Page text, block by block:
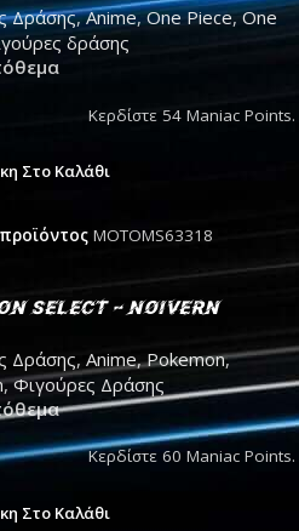
Δράσης, Anime, One Piece, One
δράσης
Κερδίστε 54 Maniac Points.
Στο Καλάθι
MOTOMS63318
Select – Noivern
Δράσης, Anime, Pokemon,
, Φιγούρες Δράσης
Κερδίστε 60 Maniac Points.
Στο Καλάθι